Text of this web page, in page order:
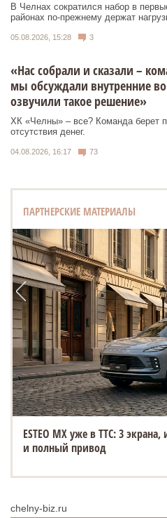
В Челнах сократился набор в
районах по-прежнему держат
05.08.2026, 15:28 3
«Нас собрали и сказали –
мы обсуждали внутренние
озвучили такое решение»
ХК «Челны» – все? Команда берет
отсутствия денег.
04.08.2026, 16:17 73
ПАРТНЕРСКИЕ МАТЕРИАЛЫ
ESTEO MX уже в ТТС: 3
и полный привод
VOYAH - лидер премиум-
полугодия 2026 года
chelny-biz.ru